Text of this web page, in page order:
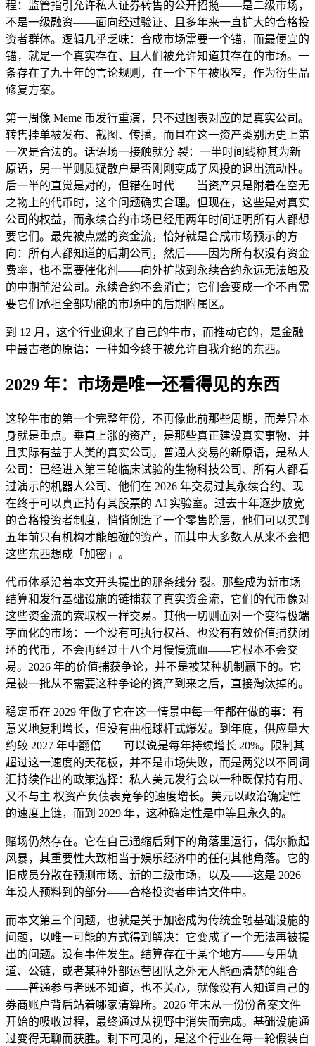
程：监管指引允许私人证券转售的公开招揽——是二级市场，
不是一级融资——面向经过验证、且多年来一直扩大的合格投
资者群体。逻辑几乎乏味：合成市场需要一个锚，而最便宜的
锚，就是一个真实存在、且人们被允许知道其存在的市场。一
条存在了九十年的言论规则，在一个下午被收窄，作为衍生品
修复方案。
第一周像 Meme 币发行重演，只不过图表对应的是真实公司。
转售挂单被发布、截图、传播，而且在这一资产类别历史上第
一次是合法的。话语场一接触就分 裂：一半时间线称其为新
原语，另一半则质疑散户是否刚刚变成了风投的退出流动性。
后一半的直觉是对的，但错在时代——当资产只是附着在空无
之物上的代币时，这个问题确实合理。但现在，这些是对真实
公司的权益，而永续合约市场已经用两年时间证明所有人都想
要它们。最先被点燃的资金流，恰好就是合成市场预示的方
向：所有人都知道的后期公司，然后——因为所有权没有资金
费率，也不需要催化剂——向外扩散到永续合约永远无法触及
的中期前沿公司。永续合约不会消亡；它们会变成一个不再需
要它们承担全部功能的市场中的后期附属区。
到 12 月，这个行业迎来了自己的牛市，而推动它的，是金融
中最古老的原语：一种如今终于被允许自我介绍的东西。
2029 年：市场是唯一还看得见的东西
这轮牛市的第一个完整年份，不再像此前那些周期，而差异本
身就是重点。垂直上涨的资产，是那些真正建设真实事物、并
且实际有益于人类的真实公司。普通人交易的新原语，是私人
公司：已经进入第三轮临床试验的生物科技公司、所有人都看
过演示的机器人公司、他们在 2026 年交易过其永续合约、现
在终于可以真正持有其股票的 AI 实验室。过去十年逐步放宽
的合格投资者制度，悄悄创造了一个零售阶层，他们可以买到
五年前只有机构才能触碰的资产，而其中大多数人从来不会把
这些东西想成「加密」。
代币体系沿着本文开头提出的那条线分 裂。那些成为新市场
结算和发行基础设施的链捕获了真实资金流，它们的代币像对
这些资金流的索取权一样交易。其他一切则面对一个变得极端
字面化的市场：一个没有可执行权益、也没有有效价值捕获闭
环的代币，不会再经过十八个月慢慢流血——它根本不会交
易。2026 年的价值捕获争论，并不是被某种机制赢下的。它
是被一批从不需要这种争论的资产到来之后，直接淘汰掉的。
稳定币在 2029 年做了它在这一情景中每一年都在做的事：有
意义地复利增长，但没有曲棍球杆式爆发。到年底，供应量大
约较 2027 年中翻倍——可以说是每年持续增长 20%。限制其
超过这一速度的天花板，并不是市场失败，而是两党以不同词
汇持续作出的政策选择：私人美元发行会以一种既保持有用、
又不与主 权资产负债表竞争的速度增长。美元以政治确定性
的速度上链，而到 2029 年，这种确定性是中等且永久的。
赌场仍然存在。它在自己通缩后剩下的角落里运行，偶尔掀起
风暴，其重要性大致相当于娱乐经济中的任何其他角落。它的
旧成员分散在预测市场、新的二级市场，以及——这是 2026
年没人预料到的部分——合格投资者申请文件中。
而本文第三个问题，也就是关于加密成为传统金融基础设施的
问题，以唯一可能的方式得到解决：它变成了一个无法再被提
出的问题。没有事件发生。结算存在于某个地方——专用轨
道、公链，或者某种外部运营团队之外无人能画清楚的组合
——普通参与者既不知道，也不关心，就像没有人知道自己的
券商账户背后站着哪家清算所。2026 年末从一份份备案文件
开始的吸收过程，最终通过从视野中消失而完成。基础设施通
过变得无聊而获胜。剩下可见的，是这个行业在每一轮假装自